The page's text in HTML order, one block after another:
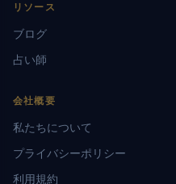
リソース
ブログ
占い師
会社概要
私たちについて
プライバシーポリシー
利用規約